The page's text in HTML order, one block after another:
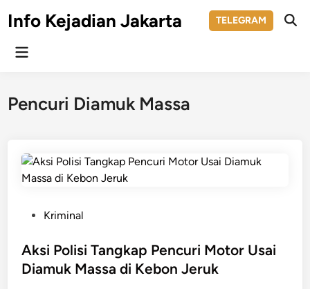
toInfo Kejadian Jakarta TELEGRAM
Main
Pencuri Diamuk Massa
s
t
Kriminal
Aksi Polisi Tangkap Pencuri Motor Usai
Diamuk Massa di Kebon Jeruk